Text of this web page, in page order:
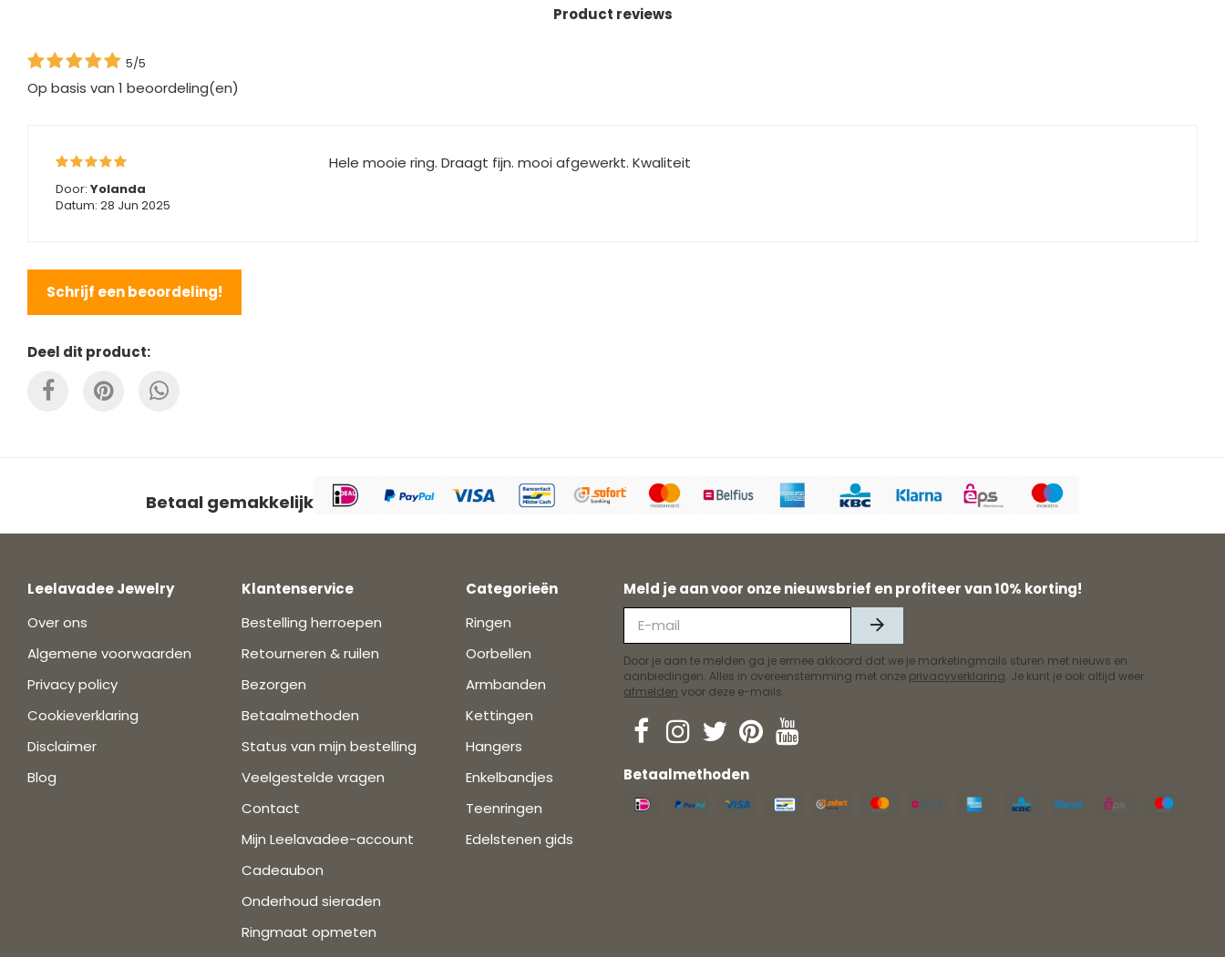
Product reviews
5/5
Op basis van 1 beoordeling(en)
Door: Yolanda
Datum: 28 Jun 2025
Hele mooie ring. Draagt fijn. mooi afgewerkt. Kwaliteit
Schrijf een beoordeling!
Deel dit product:
Betaal gemakkelijk
Leelavadee Jewelry
Over ons
Algemene voorwaarden
Privacy policy
Cookieverklaring
Disclaimer
Blog
Klantenservice
Bestelling herroepen
Retourneren & ruilen
Bezorgen
Betaalmethoden
Status van mijn bestelling
Veelgestelde vragen
Contact
Mijn Leelavadee-account
Cadeaubon
Onderhoud sieraden
Ringmaat opmeten
Categorieën
Ringen
Oorbellen
Armbanden
Kettingen
Hangers
Enkelbandjes
Teenringen
Edelstenen gids
Meld je aan voor onze nieuwsbrief en profiteer van 10% korting!
Door je aan te melden ga je ermee akkoord dat we je marketingmails sturen met nieuws en
aanbiedingen. Alles in overeenstemming met onze privacyverklaring. Je kunt je ook altijd weer
afmelden voor deze e-mails.
Betaalmethoden